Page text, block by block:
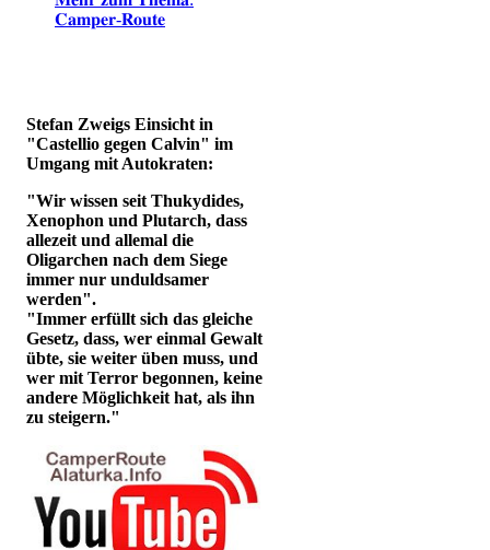
𝐂𝐚𝐦𝐩𝐞𝐫-𝐑𝐨𝐮𝐭𝐞
Stefan Zweigs Einsicht in
"Castellio gegen Calvin" im
Umgang mit Autokraten:
"Wir wissen seit Thukydides,
Xenophon und Plutarch, dass
allezeit und allemal die
Oligarchen nach dem Siege
immer nur unduldsamer
werden".
"Immer erfüllt sich das gleiche
Gesetz, dass, wer einmal Gewalt
übte, sie weiter üben muss, und
wer mit Terror begonnen, keine
andere Möglichkeit hat, als ihn
zu steigern."